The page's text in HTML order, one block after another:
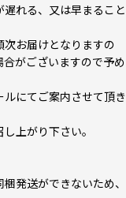
れる、又は早まること
お届けとなりますの
がございますので予め
にてご案内させて頂き
上がり下さい。
発送ができないため、